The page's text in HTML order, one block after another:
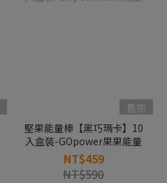
售完
堅果能量棒【黑巧瑪卡】10
入盒裝-GOpower果果能量
NT$459
NT$590